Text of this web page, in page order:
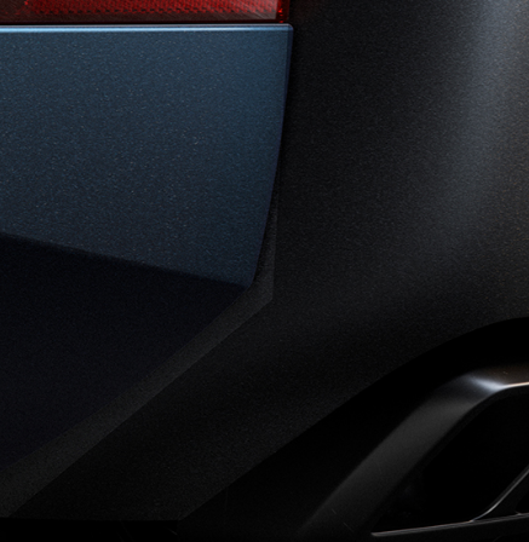
DISCOVERY
DEFENDER
BIBLIOTECA DE LOS PROPIETARIOS
POLÍTICA DE COOKIES